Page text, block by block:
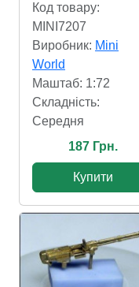
Код товару:
MINI7207
Виробник: Mini
World
Маштаб: 1:72
Складність:
Cередня
187 Грн.
Купити